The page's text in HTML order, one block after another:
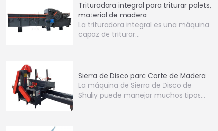
Trituradora integral para triturar palets,
material de madera
La trituradora integral es una máquina
capaz de triturar…
Sierra de Disco para Corte de Madera
La máquina de Sierra de Disco de
Shuliy puede manejar muchos tipos…